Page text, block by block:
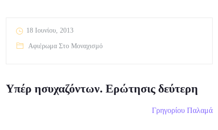
18 Ιουνίου, 2013
Αφιέρωμα Στο Μοναχισμό
Υπέρ ησυχαζόντων. Ερώτησις δεύτερη
Γρηγορίου Παλαμά